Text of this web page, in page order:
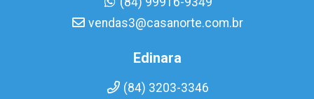
vendas3@casanorte.com.br
Edinara
(84) 3203-3346